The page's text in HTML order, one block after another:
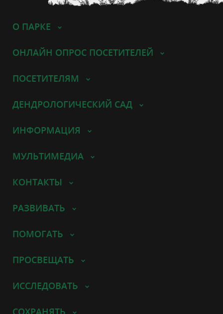
О ПАРКЕ
ОНЛАЙН ОПРОС ПОСЕТИТЕЛЕЙ
ПОСЕТИТЕЛЯМ
ДЕНДРОЛОГИЧЕСКИЙ САД
ИНФОРМАЦИЯ
МУЛЬТИМЕДИА
КОНТАКТЫ
РАЗВИВАТЬ
ПОМОГАТЬ
ПРОСВЕЩАТЬ
ИССЛЕДОВАТЬ
СОХРАНЯТЬ